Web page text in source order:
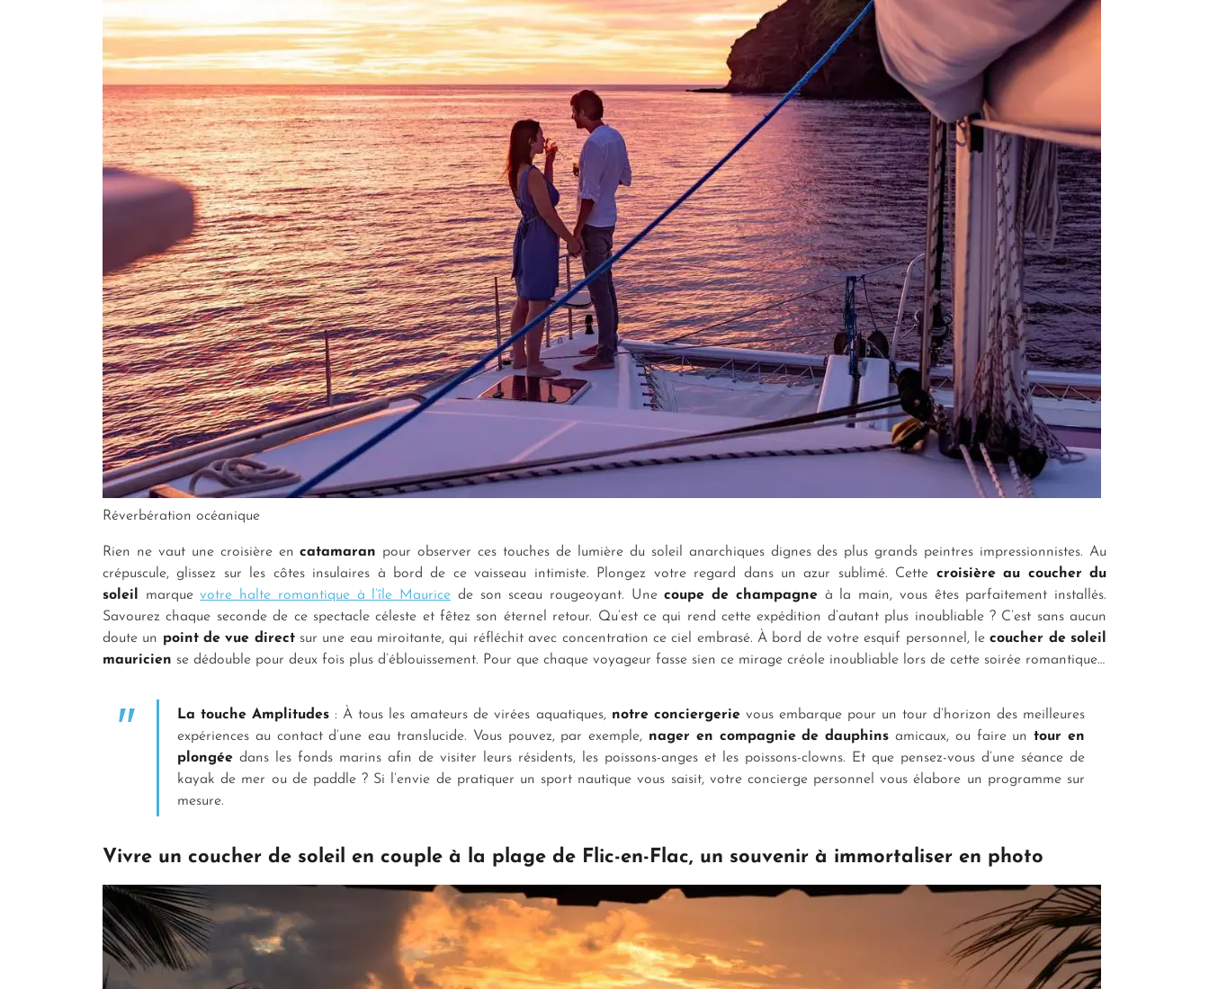
Réverbération océanique
Rien ne vaut une croisière encatamaran pour observer ces touches de lumière du soleil anarchiques dignes des plus grands peintres impressionnistes. Au
crépuscule, glissez sur les côtes insulaires à bord de ce vaisseau intimiste. Plongez votre regard dans un azur sublimé. Cette croisière au coucher du
soleil
marquevotre halte romantique à l’île Maurice de son sceau rougeoyant. Unecoupe de champagneà la main, vous êtes parfaitement installés.
Savourez chaque seconde de ce spectacle céleste et fêtez son éternel retour. Qu’est ce qui rend cette expédition d’autant plus inoubliable ? C’est sans aucun
doute un point de vue directsur une eau miroitante, qui réfléchit avec concentration ce ciel embrasé. À bord de votre esquif personnel, lecoucher de soleil
mauricien se dédouble pour deux fois plus d’éblouissement. Pour que chaque voyageur fasse sien ce mirage créole inoubliable lors de cette soirée romantique…
La touche Amplitudes : À tous les amateurs de virées aquatiques, notre conciergerievous embarque pour un tour d’horizon des meilleures
expériences au contact d’une eau translucide. Vous pouvez, par exemple, nager en compagnie de dauphins amicaux, ou faire untour en
plongée dans les fonds marins afin de visiter leurs résidents, les poissons-anges et les poissons-clowns. Et que pensez-vous d’une séance de
kayak de mer ou de paddle ? Si l’envie de pratiquer un sport nautique vous saisit, votre concierge personnel vous élabore un programme sur
mesure.
Vivre un coucher de soleil en couple à la plage de Flic-en-Flac, un souvenir à immortaliser en photo